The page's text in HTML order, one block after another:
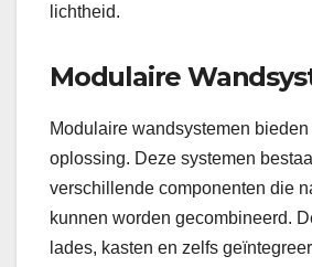
lichtheid.
Modulaire
Modulaire wandsystemen
oplossing. Deze systemen
verschillende componenten die
kunnen worden gecombineerd.
lades, kasten en zelfs